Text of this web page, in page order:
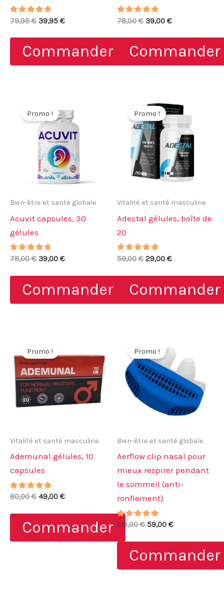
Note
79,95€ Le
initial
était :
79,95 €.
39,95 €Le
actuel
est :
39,95 €.
Commander
Note
78,00€ Le
initial
était :
78,00 €.
39,00 €Le
actuel
est :
39,00 €.
Commander
Promo !
Bien-être et santé globale
Acuvit capsules, 30
gélules
Note
78,00€ Le
initial
était :
78,00 €.
39,00 €Le
actuel
est :
39,00 €.
Commander
Promo !
Vitalité et santé masculine
Adectal gélules, boîte de
20
Note
59,00€ Le
initial
était :
59,00 €.
29,00 €Le
actuel
est :
29,00 €.
Commander
Promo !
Vitalité et santé masculine
Ademunal gélules, 10
capsules
Note
80,00€ Le
initial
était :
80,00 €.
49,00 €Le
actuel
est :
49,00 €.
Commander
Promo !
Bien-être et santé globale
Aerflow clip nasal pour
mieux respirer pendant
le sommeil (anti-
ronflement)
Note
118,00€ Le
initial
était :
118,00 €.
59,00 €Le
actuel
est :
59,00 €.
Commander